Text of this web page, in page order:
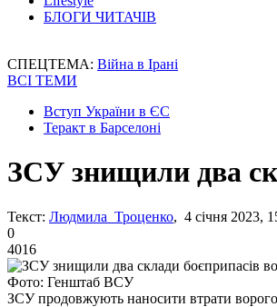
БЛОГИ ЧИТАЧІВ
СПЕЦТЕМА: Війна в Ірані
ВСІ ТЕМИ
Вступ України в ЄС
Теракт в Барселоні
ЗСУ знищили два
Текст: Людмила Троценко, 4 січня 2023,
0
4016
Фото: Генштаб ВСУ
ЗСУ продовжують наносити втрати